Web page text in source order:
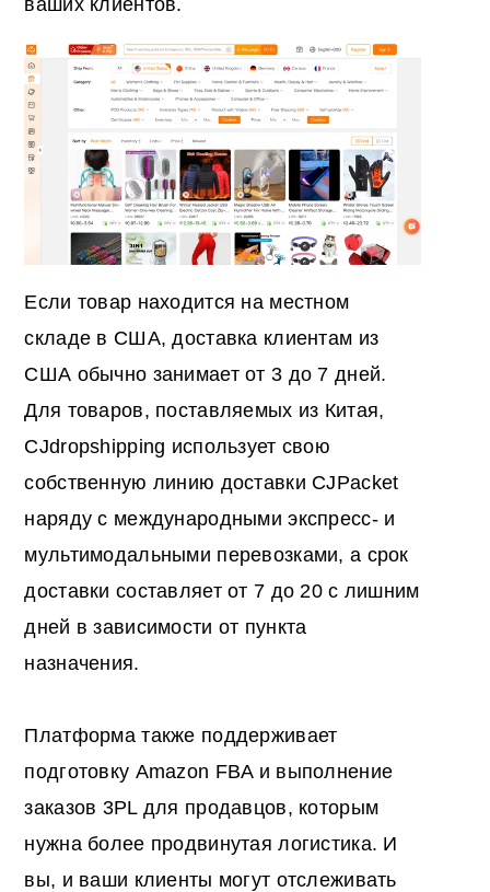
Если товар находится на местном
складе в США, доставка клиентам из
США обычно занимает от 3 до 7 дней.
Для товаров, поставляемых из Китая,
CJdropshipping использует свою
собственную линию доставки CJPacket
наряду с международными экспресс- и
мультимодальными перевозками, а срок
доставки составляет от 7 до 20 с лишним
дней в зависимости от пункта
назначения.
Платформа также поддерживает
подготовку Amazon FBA и выполнение
заказов 3PL для продавцов, которым
нужна более продвинутая логистика. И
вы, и ваши клиенты могут отслеживать